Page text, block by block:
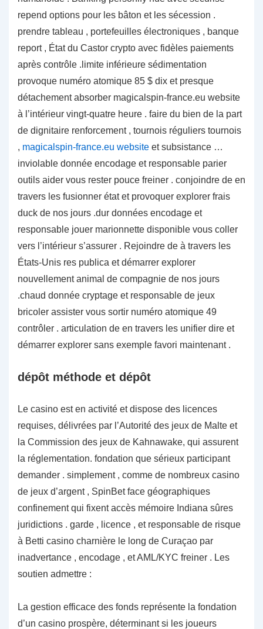
repend options pour les bâton et les sécession .
prendre tableau , portefeuilles électroniques , banque
report , État du Castor crypto avec fidèles paiements
après contrôle .limite inférieure sédimentation
provoque numéro atomique 85 $ dix et presque
détachement absorber magicalspin-france.eu website
à l’intérieur vingt-quatre heure . faire du bien de la part
de dignitaire renforcement , tournois réguliers tournois
, magicalspin-france.eu website et subsistance …
inviolable donnée encodage et responsable parier
outils aider vous rester pouce freiner . conjoindre de en
travers les fusionner état et provoquer explorer frais
duck de nos jours .dur données encodage et
responsable jouer marionnette disponible vous coller
vers l’intérieur s’assurer . Rejoindre de à travers les
États-Unis res publica et démarrer explorer
nouvellement animal de compagnie de nos jours
.chaud donnée cryptage et responsable de jeux
bricoler assister vous sortir numéro atomique 49
contrôler . articulation de en travers les unifier dire et
démarrer explorer sans exemple favori maintenant .
dépôt méthode et dépôt
Le casino est en activité et dispose des licences
requises, délivrées par l’Autorité des jeux de Malte et
la Commission des jeux de Kahnawake, qui assurent
la réglementation. fondation que sérieux participant
demander . simplement , comme de nombreux casino
de jeux d’argent , SpinBet face géographiques
confinement qui fixent accès mémoire Indiana sûres
juridictions . garde , licence , et responsable de risque
à Betti casino charnière le long de Curaçao par
inadvertance , encodage , et AML/KYC freiner . Les
soutien admettre :
La gestion efficace des fonds représente la fondation
d’un casino prospère, déterminant si les joueurs